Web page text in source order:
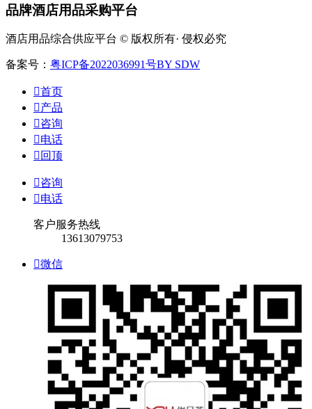
品牌酒店用品采购平台
酒店用品综合供应平台 © 版权所有· 侵权必究
备案号： 粤ICP备2022036991号BY SDW
首页
产品
咨询
电话
 回顶
咨询
电话
客户服务热线
13613079753
微信